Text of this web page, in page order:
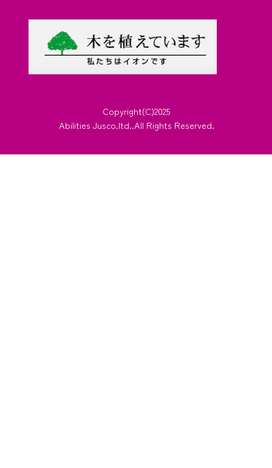
Copyright(C)2025
Abilities Jusco.ltd..All Rights Reserved.